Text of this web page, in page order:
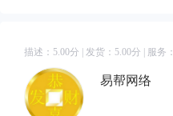
描述： 5.00分 | 发货： 5.00分 | 服务：
易帮网络